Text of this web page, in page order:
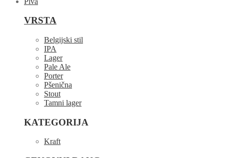
VRSTA
Belgijski stil
IPA
Lager
Pale Ale
Porter
Pšenična
Stout
Tamni lager
KATEGORIJA
Kraft